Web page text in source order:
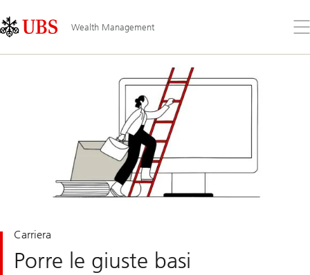
Links
Area
Wealth Management
il
Carriera
Porre le giuste basi